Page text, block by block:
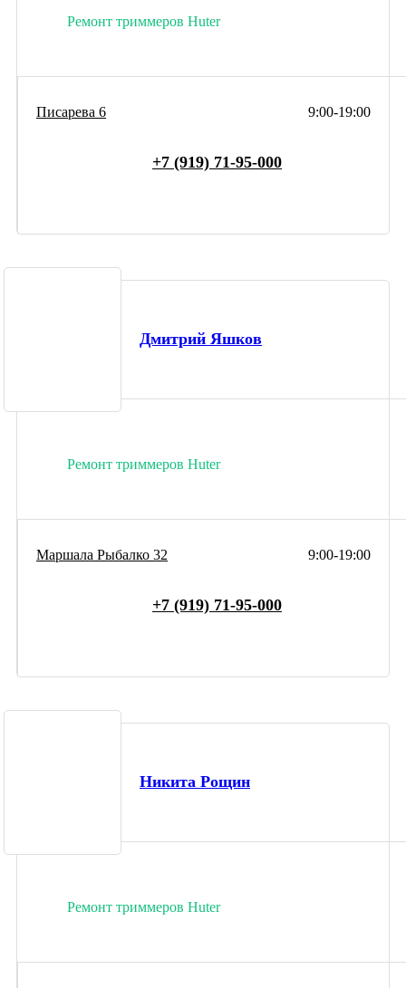
Ремонт триммеров Huter
9:00-19:00
Писарева 6
+7 (919) 71-95-000
Дмитрий Яшков
Ремонт триммеров Huter
9:00-19:00
Маршала Рыбалко 32
+7 (919) 71-95-000
Никита Рощин
Ремонт триммеров Huter